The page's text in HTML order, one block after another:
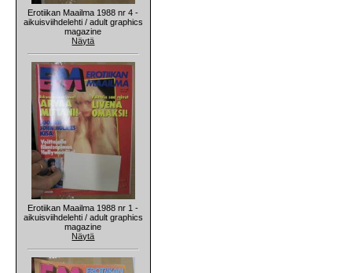
Erotiikan Maailma 1988 nr 4 -
aikuisviihdelehti / adult graphics
magazine
Näytä
Erotiikan Maailma 1988 nr 1 -
aikuisviihdelehti / adult graphics
magazine
Näytä